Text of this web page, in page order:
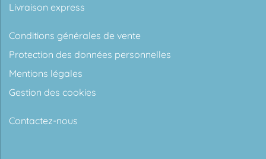
Livraison express
Conditions générales de vente
Protection des données personnelles
Mentions légales
Gestion des cookies
Contactez-nous